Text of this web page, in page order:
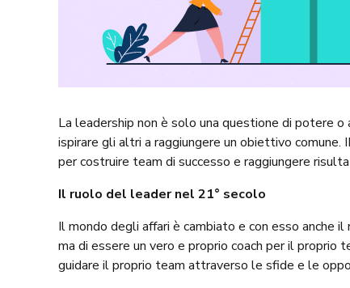
La leadership non è solo una questione di potere o
ispirare gli altri a raggiungere un obiettivo comune.
per costruire team di successo e raggiungere
Il ruolo del leader nel 21° secolo
Il mondo degli affari è cambiato e con esso anche
ma di essere un vero e proprio coach per il proprio
guidare il proprio team attraverso le sfide e le